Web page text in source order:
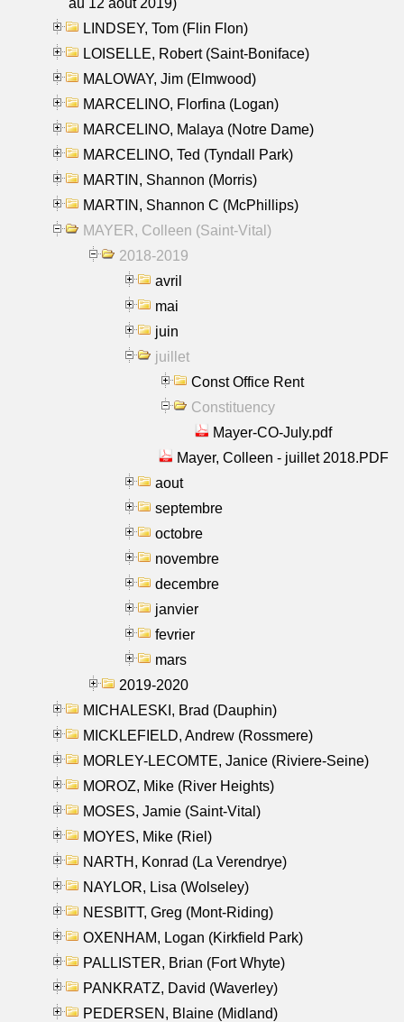
LINDSEY, Tom (Flin Flon)
LOISELLE, Robert (Saint-Boniface)
MALOWAY, Jim (Elmwood)
MARCELINO, Florfina (Logan)
MARCELINO, Malaya (Notre Dame)
MARCELINO, Ted (Tyndall Park)
MARTIN, Shannon (Morris)
MARTIN, Shannon C (McPhillips)
MAYER, Colleen (Saint-Vital)
2018-2019
avril
mai
juin
juillet
Const Office Rent
Constituency
Mayer-CO-July.pdf
Mayer, Colleen - juillet 2018.PDF
aout
septembre
octobre
novembre
decembre
janvier
fevrier
mars
2019-2020
MICHALESKI, Brad (Dauphin)
MICKLEFIELD, Andrew (Rossmere)
MORLEY-LECOMTE, Janice (Riviere-Seine)
MOROZ, Mike (River Heights)
MOSES, Jamie (Saint-Vital)
MOYES, Mike (Riel)
NARTH, Konrad (La Verendrye)
NAYLOR, Lisa (Wolseley)
NESBITT, Greg (Mont-Riding)
OXENHAM, Logan (Kirkfield Park)
PALLISTER, Brian (Fort Whyte)
PANKRATZ, David (Waverley)
PEDERSEN, Blaine (Midland)